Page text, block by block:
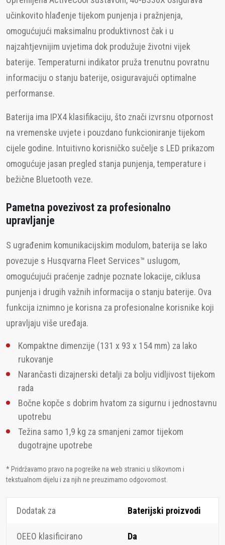
učinkovito hlađenje tijekom punjenja i pražnjenja,
omogućujući maksimalnu produktivnost čak i u
najzahtjevnijim uvjetima dok produžuje životni vijek
baterije. Temperaturni indikator pruža trenutnu povratnu
informaciju o stanju baterije, osiguravajući optimalne
performanse.
Baterija ima IPX4 klasifikaciju, što znači izvrsnu otpornost
na vremenske uvjete i pouzdano funkcioniranje tijekom
cijele godine. Intuitivno korisničko sučelje s LED prikazom
omogućuje jasan pregled stanja punjenja, temperature i
bežične Bluetooth veze.
Pametna povezivost za profesionalno
upravljanje
S ugrađenim komunikacijskim modulom, baterija se lako
povezuje s Husqvarna Fleet Services™ uslugom,
omogućujući praćenje zadnje poznate lokacije, ciklusa
punjenja i drugih važnih informacija o stanju baterije. Ova
funkcija iznimno je korisna za profesionalne korisnike koji
upravljaju više uređaja.
Kompaktne dimenzije (131 x 93 x 154 mm) za lako
rukovanje
Narančasti dizajnerski detalji za bolju vidljivost tijekom
rada
Bočne kopče s dobrim hvatom za sigurnu i jednostavnu
upotrebu
Težina samo 1,9 kg za smanjeni zamor tijekom
dugotrajne upotrebe
* Pridržavamo pravo na pogreške na web stranici u slikovnom i
tekstualnom dijelu i za njih ne preuzimamo odgovornost.
Dodatak za Baterijski proizvodi
OEEO klasificirano Da